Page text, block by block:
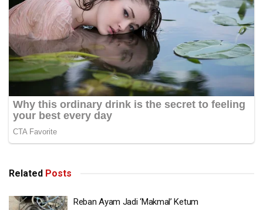
Related Posts
Reban Ayam Jadi ‘Makmal’ Ketum